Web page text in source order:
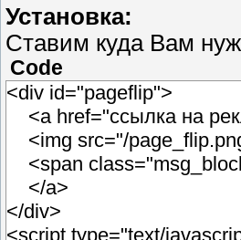
Установка:
Ставим куда Вам
Code
<div id="pageflip">
<a href="ссылка на
<img src="/
<span
</a>
</div>
<script type="text/